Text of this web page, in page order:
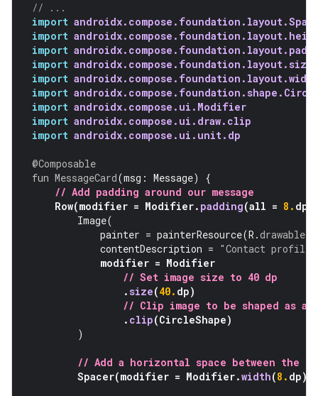
// ...
import
import
import
import androidx.compose.foundation.layout.size
import androidx.compose.foundation.layout.width
import
import androidx.compose.ui.Modifier
import androidx.compose.ui.draw.clip
import androidx.compose.ui.unit.dp
@Composable
fun MessageCard(msg : Message)
{
// Add padding around our message
Row(modifier = Modifier. padding(all = 8. dp
Image(
painter = painterResource(R .drawable
contentDescription = "Contact profile
modifier = Modifier
// Set image size to 40 dp
.size(40. dp)
// Clip image to be shaped as a
. clip(CircleShape)
)
// Add a horizontal space between the
Spacer(modifier = Modifier.width(8. dp))